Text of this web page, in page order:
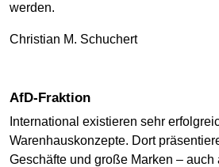
werden.
Christian M. Schuchert
AfD-Fraktion
International existieren sehr
Warenhauskonzepte. Dort
Geschäfte und große Marken – auch